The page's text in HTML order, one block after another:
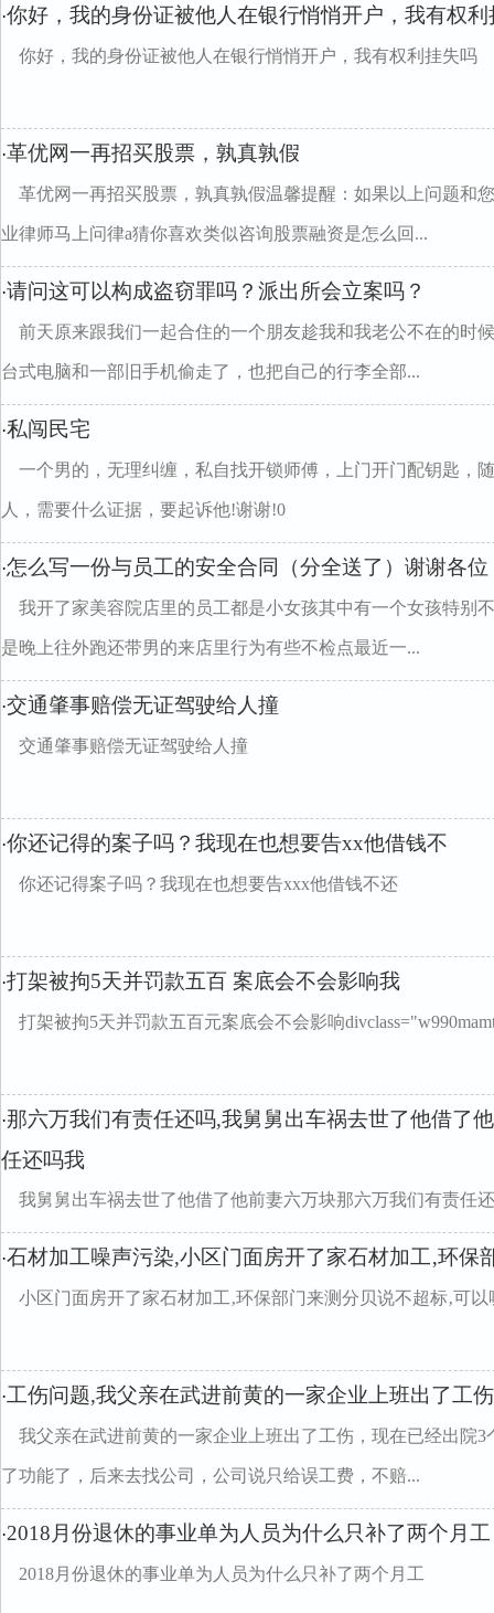
·你好，我的身份证被他人在银行悄悄开户，我有权利
你好，我的身份证被他人在银行悄悄开户，我有权利挂失吗
·革优网一再招买股票，孰真孰假
革优网一再招买股票，孰真孰假温馨提醒：如果以上问题和
业律师马上问律a猜你喜欢类似咨询股票融资是怎么回...
·请问这可以构成盗窃罪吗？派出所会立案吗？
前天原来跟我们一起合住的一个朋友趁我和我老公不在的时
台式电脑和一部旧手机偷走了，也把自己的行李全部...
·私闯民宅
一个男的，无理纠缠，私自找开锁师傅，上门开门配钥匙，
人，需要什么证据，要起诉他!谢谢!0
·怎么写一份与员工的安全合同（分全送了）谢谢各位
我开了家美容院店里的员工都是小女孩其中有一个女孩特别
是晚上往外跑还带男的来店里行为有些不检点最近一...
·交通肇事赔偿无证驾驶给人撞
交通肇事赔偿无证驾驶给人撞
·你还记得的案子吗？我现在也想要告xx他借钱不
你还记得案子吗？我现在也想要告xxx他借钱不还
·打架被拘5天并罚款五百 案底会不会影响我
打架被拘5天并罚款五百元案底会不会影响
·那六万我们有责任还吗,我舅舅出车祸去世了他借了
任还吗我
我舅舅出车祸去世了他借了他前妻六万块那六万我们有责任
·石材加工噪声污染,小区门面房开了家石材加工‚环保
小区门面房开了家石材加工‚环保部门来测分贝说不超标‚可
·工伤问题,我父亲在武进前黄的一家企业上班出了工伤
我父亲在武进前黄的一家企业上班出了工伤，现在已经出院
了功能了，后来去找公司，公司说只给误工费，不赔...
·2018月份退休的事业单为人员为什么只补了两个月工
2018月份退休的事业单为人员为什么只补了两个月工